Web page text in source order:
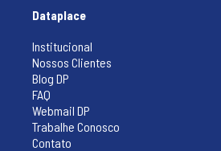
Dataplace
Institucional
Nossos Clientes
Blog DP
FAQ
Webmail DP
Trabalhe Conosco
Contato